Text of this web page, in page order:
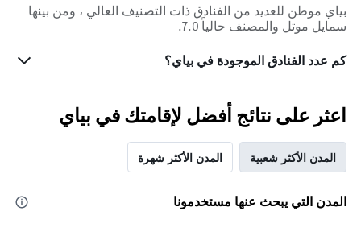
بياي موطن للعديد من الفنادق ذات التصنيف العالي ، ومن بينها
سمايل موتل والمصنف حالياً 7.0.
كم عدد الفنادق الموجودة في بياي؟
اعثر على نتائج أفضل لإقامتك في بياي
المدن الأكثر شعبية المدن الأكثر شهرة
المدن التي يبحث عنها مستخدمونا